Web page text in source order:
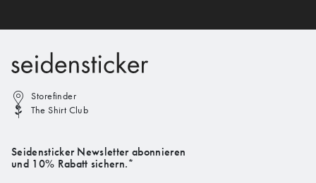
Storefinder
The Shirt Club
Seidensticker Newsletter abonnieren
und 10% Rabatt sichern.*